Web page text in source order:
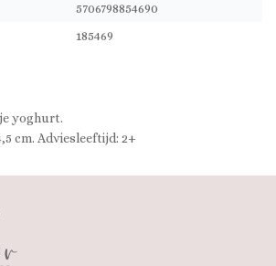
5706798854690
185469
yoghurt.
cm. Adviesleeftijd: 2+